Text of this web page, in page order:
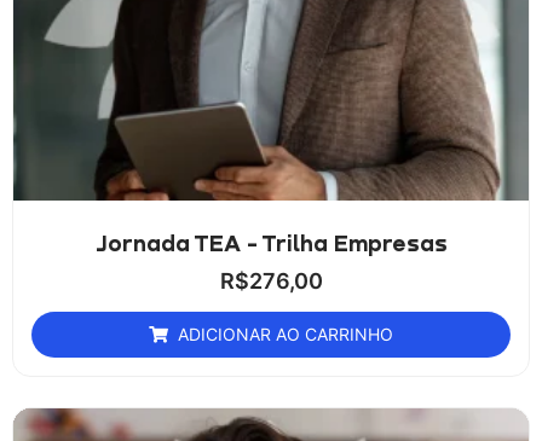
Jornada TEA - Trilha Empresas
R$276,00
ADICIONAR AO CARRINHO